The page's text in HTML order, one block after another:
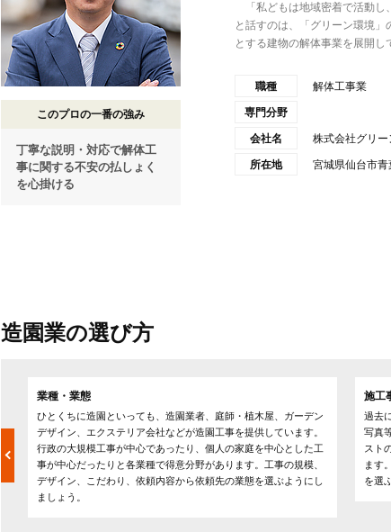
このプロの一番の強み
丁寧な説明・対応で解体工
事に関する不安の払しょく
を心掛ける
「私どもは地域密着で活動し
と話すのは、「グリーン環境
とする建物の解体事業を展開し
職種 解体工事業
専門分野
会社名 株式会社グリー
所在地 宮城県仙台市
造園業の選び方
業種・業態
ひとくちに造園といっても、造園業者、庭師・植木屋、ガーデン
デザイン、エクステリア会社などが造園工事を提供しています。
行政の大規模工事が中心であったり、個人の家庭を中心とした工
事が中心だったりと各業種で得意分野があります。工事の規模、
デザイン、こだわり、依頼内容から依頼先の業態を選ぶようにし
ましょう。
施工
過去
写真
スト
ます
を選